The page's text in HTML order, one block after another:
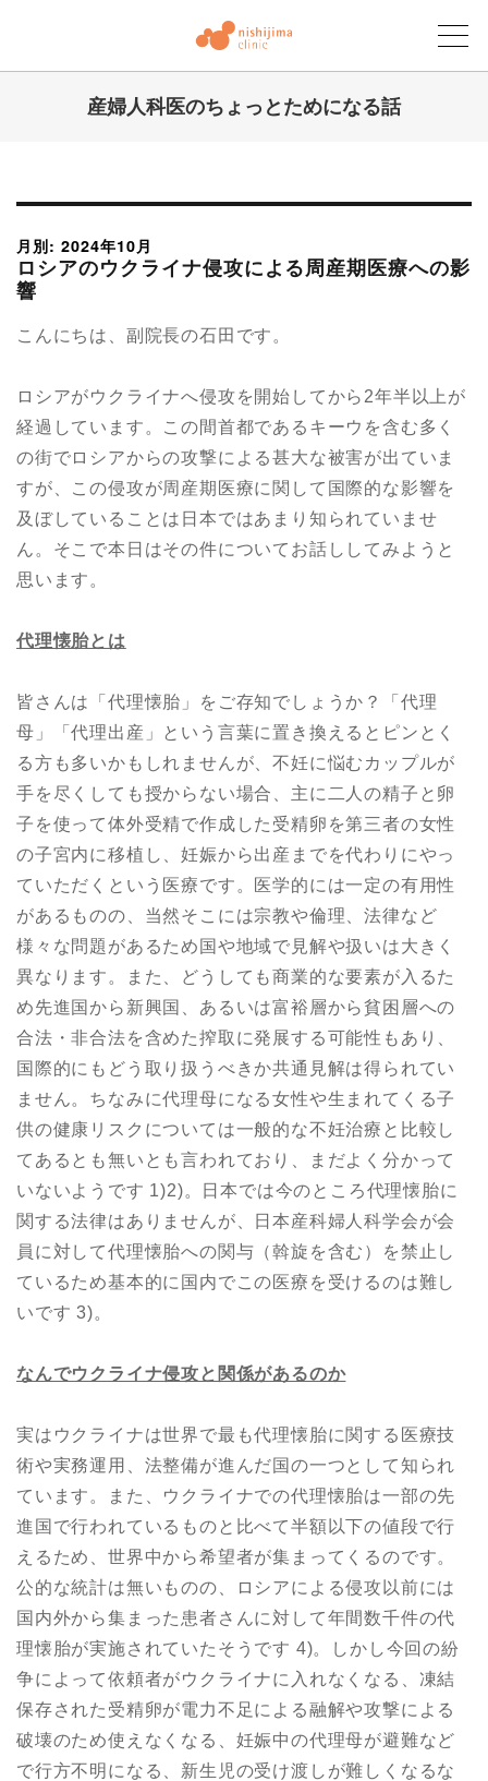
産婦人科医のちょっとためになる話
月別: 2024年10月
ロシアのウクライナ侵攻による周産期医療への影
響
こんにちは、副院長の石田です。
ロシアがウクライナへ侵攻を開始してから2年半以上が
経過しています。この間首都であるキーウを含む多く
の街でロシアからの攻撃による甚大な被害が出ていま
すが、この侵攻が周産期医療に関して国際的な影響を
及ぼしていることは日本ではあまり知られていませ
ん。そこで本日はその件についてお話ししてみようと
思います。
代理懐胎とは
皆さんは「代理懐胎」をご存知でしょうか？「代理
母」「代理出産」という言葉に置き換えるとピンとく
る方も多いかもしれませんが、不妊に悩むカップルが
手を尽くしても授からない場合、主に二人の精子と卵
子を使って体外受精で作成した受精卵を第三者の女性
の子宮内に移植し、妊娠から出産までを代わりにやっ
ていただくという医療です。医学的には一定の有用性
があるものの、当然そこには宗教や倫理、法律など
様々な問題があるため国や地域で見解や扱いは大きく
異なります。また、どうしても商業的な要素が入るた
め先進国から新興国、あるいは富裕層から貧困層への
合法・非合法を含めた搾取に発展する可能性もあり、
国際的にもどう取り扱うべきか共通見解は得られてい
ません。ちなみに代理母になる女性や生まれてくる子
供の健康リスクについては一般的な不妊治療と比較し
てあるとも無いとも言われており、まだよく分かって
いないようです 1)2)。日本では今のところ代理懐胎に
関する法律はありませんが、日本産科婦人科学会が会
員に対して代理懐胎への関与（斡旋を含む）を禁止し
ているため基本的に国内でこの医療を受けるのは難し
いです 3)。
なんでウクライナ侵攻と関係があるのか
実はウクライナは世界で最も代理懐胎に関する医療技
術や実務運用、法整備が進んだ国の一つとして知られ
ています。また、ウクライナでの代理懐胎は一部の先
進国で行われているものと比べて半額以下の値段で行
えるため、世界中から希望者が集まってくるのです。
公的な統計は無いものの、ロシアによる侵攻以前には
国内外から集まった患者さんに対して年間数千件の代
理懐胎が実施されていたそうです 4)。しかし今回の紛
争によって依頼者がウクライナに入れなくなる、凍結
保存された受精卵が電力不足による融解や攻撃による
破壊のため使えなくなる、妊娠中の代理母が避難など
で行方不明になる、新生児の受け渡しが難しくなるな